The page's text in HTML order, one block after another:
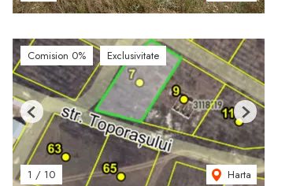
Comision 0% Exclusivitate
1 / 10 Harta
Previous Next